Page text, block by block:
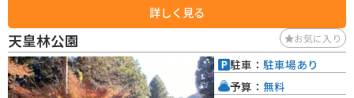
や、バイクを降り、山の中の山道を20分ほど歩いて山を登ります。そこから
茶畑を見下ろす絶景スポットです！
詳しく見る
天皇林公園 お気に入り
駐車： 駐車場あり
予算： 無料